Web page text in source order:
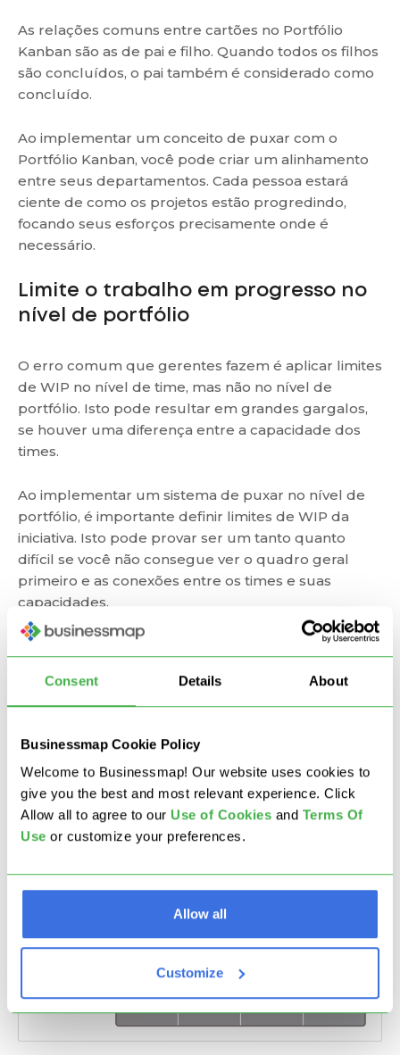
Consent Details About
Businessmap Cookie Policy
Welcome to Businessmap! Our website uses cookies to
give you the best and most relevant experience. Click
Allow all to agree to our Use of Cookies and Terms Of
Use or customize your preferences.
Allow all
Customize
As relações comuns entre cartões no Portfólio
Kanban são as de pai e filho. Quando todos os filhos
são concluídos, o pai também é considerado como
concluído.
Ao implementar um conceito de puxar com o
Portfólio Kanban, você pode criar um alinhamento
entre seus departamentos. Cada pessoa estará
ciente de como os projetos estão progredindo,
focando seus esforços precisamente onde é
necessário.
Limite o trabalho em progresso no
nível de portfólio
O erro comum que gerentes fazem é aplicar limites
de WIP no nível de time, mas não no nível de
portfólio. Isto pode resultar em grandes gargalos,
se houver uma diferença entre a capacidade dos
times.
Ao implementar um sistema de puxar no nível de
portfólio, é importante definir limites de WIP da
iniciativa. Isto pode provar ser um tanto quanto
difícil se você não consegue ver o quadro geral
primeiro e as conexões entre os times e suas
capacidades.